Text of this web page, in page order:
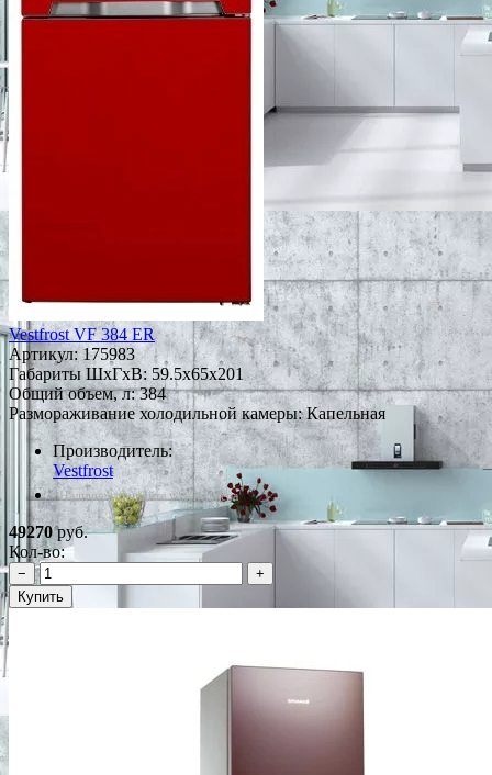
Vestfrost VF 384 ER
Артикул:175983
Габариты ШxГxВ: 59.5x65x201
Общий объем, л: 384
Размораживание холодильной камеры: Капельная
Производитель:
Vestfrost
*Наличие уточняйте у менеджера
49270руб.
Кол-во:
−
+
Купить